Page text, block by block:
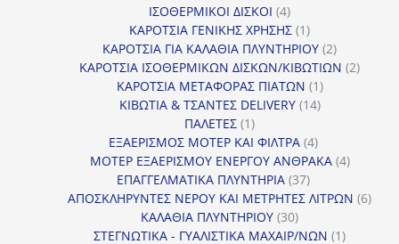
ΙΣΟΘΕΡΜΙΚΟΙ ΔΙΣΚΟΙ 44
προϊόντα
ΚΑΡΟΤΣΙΑ ΓΕΝΙΚΗΣ ΧΡΗΣΗΣ 11
προϊόν
ΚΑΡΟΤΣΙΑ ΓΙΑ ΚΑΛΑΘΙΑ ΠΛΥΝΤΗΡΙΟΥ 22
προϊόντα
ΚΑΡΟΤΣΙΑ ΙΣΟΘΕΡΜΙΚΩΝ ΔΙΣΚΩΝ/ΚΙΒΩΤΙΩΝ 22
ΚΑΡΟΤΣΙΑ ΜΕΤΑΦΟΡΑΣ ΠΙΑΤΩΝ 11
προϊόν
ΚΙΒΩΤΙΑ & ΤΣΑΝΤΕΣ DELIVERY 1414
ΠΑΛΕΤΕΣ 11
προϊόν
ΕΞΑΕΡΙΣΜΟΣ ΜΟΤΕΡ ΚΑΙ ΦΙΛΤΡΑ 44
προϊόντα
ΜΟΤΕΡ ΕΞΑΕΡΙΣΜΟΥ ΕΝΕΡΓΟΥ ΑΝΘΡΑΚΑ 44
ΕΠΑΓΓΕΛΜΑΤΙΚΑ ΠΛΥΝΤΗΡΙΑ 3737
προϊόντα
ΑΠΟΣΚΛΗΡΥΝΤΕΣ ΝΕΡΟΥ ΚΑΙ ΜΕΤΡΗΤΕΣ ΛΙΤΡΩΝ 66
ΚΑΛΑΘΙΑ ΠΛΥΝΤΗΡΙΟΥ 3030
προϊόντα
ΣΤΕΓΝΩΤΙΚΑ - ΓΥΑΛΙΣΤΙΚΑ ΜΑΧΑΙΡ/ΝΩΝ 11